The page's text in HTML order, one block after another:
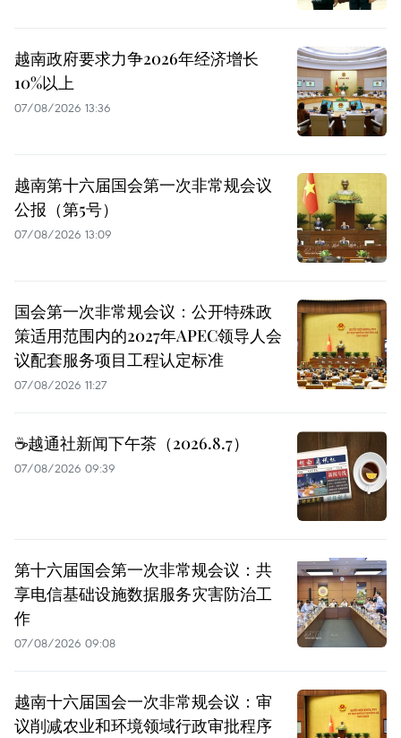
越南政府要求力争2026年经济增长
10%以上
07/08/2026 13:36
越南第十六届国会第一次非常规会议
公报（第5号）
07/08/2026 13:09
国会第一次非常规会议：公开特殊政
策适用范围内的2027年APEC领导人会
议配套服务项目工程认定标准
07/08/2026 11:27
☕️越通社新闻下午茶（2026.8.7）
07/08/2026 09:39
第十六届国会第一次非常规会议：共
享电信基础设施数据服务灾害防治工
作
07/08/2026 09:08
越南十六届国会一次非常规会议：审
议削减农业和环境领域行政审批程序